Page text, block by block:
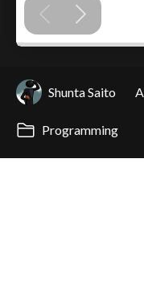
Shunta Saito
Programming